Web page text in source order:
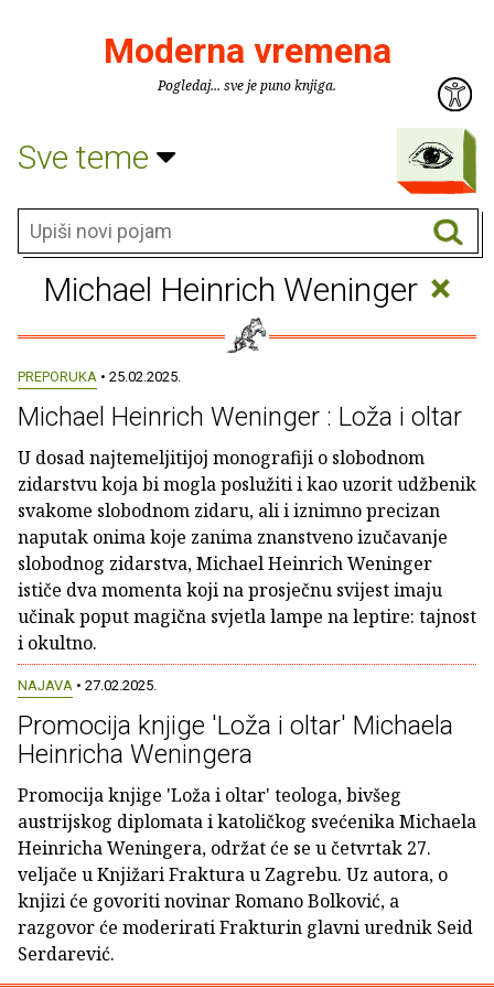
Moderna vremena
Pogledaj... sve je puno knjiga.
Sve teme
Michael Heinrich Weninger ×
PREPORUKA • 25.02.2025.
Michael Heinrich Weninger : Loža i oltar
U dosad najtemeljitijoj monografiji o slobodnom
zidarstvu koja bi mogla poslužiti i kao uzorit udžbenik
svakome slobodnom zidaru, ali i iznimno precizan
naputak onima koje zanima znanstveno izučavanje
slobodnog zidarstva, Michael Heinrich Weninger
ističe dva momenta koji na prosječnu svijest imaju
učinak poput magična svjetla lampe na leptire: tajnost
i okultno.
NAJAVA • 27.02.2025.
Promocija knjige 'Loža i oltar' Michaela
Heinricha Weningera
Promocija knjige 'Loža i oltar' teologa, bivšeg
austrijskog diplomata i katoličkog svećenika Michaela
Heinricha Weningera, održat će se u četvrtak 27.
veljače u Knjižari Fraktura u Zagrebu. Uz autora, o
knjizi će govoriti novinar Romano Bolković, a
razgovor će moderirati Frakturin glavni urednik Seid
Serdarević.